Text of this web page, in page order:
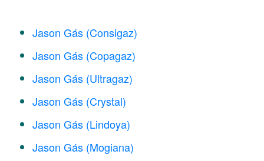
Jason Gás (Consigaz)
Jason Gás (Copagaz)
Jason Gás (Ultragaz)
Jason Gás (Crystal)
Jason Gás (Lindoya)
Jason Gás (Mogiana)